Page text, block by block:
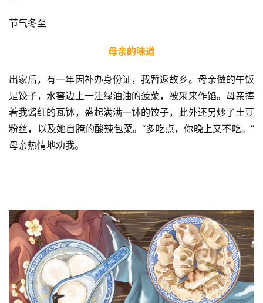
节气冬至
母亲的味道
出家后，有一年因补办身份证，我暂返故乡。母亲做的午饭
是饺子，水窖边上一洼绿油油的菠菜，被采来作馅。母亲捧
着我酱红的瓦钵，盛起满满一钵的饺子，此外还另炒了土豆
粉丝，以及她自腌的酸辣包菜。“多吃点，你晚上又不吃。”
母亲热情地劝我。